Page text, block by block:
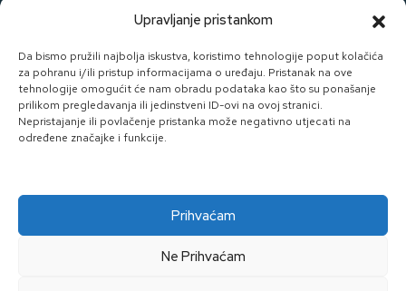
Upravljanje pristankom
Da bismo pružili najbolja iskustva, koristimo tehnologije poput kolačića
za pohranu i/ili pristup informacijama o uređaju. Pristanak na ove
tehnologije omogućit će nam obradu podataka kao što su ponašanje
prilikom pregledavanja ili jedinstveni ID-ovi na ovoj stranici.
Nepristajanje ili povlačenje pristanka može negativno utjecati na
određene značajke i funkcije.
Prihvaćam
Ne Prihvaćam
eugen.dih@gmail.com
Naša Ponuda
Otkrijte cijelu našu ponudu u svijetu staklene ambalaže uz D. I.
H.